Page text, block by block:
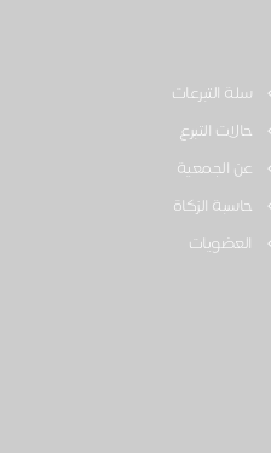
سلة التبرعات
حالات التبرع
عن الجمعية
حاسبة الزكاة
العضويات